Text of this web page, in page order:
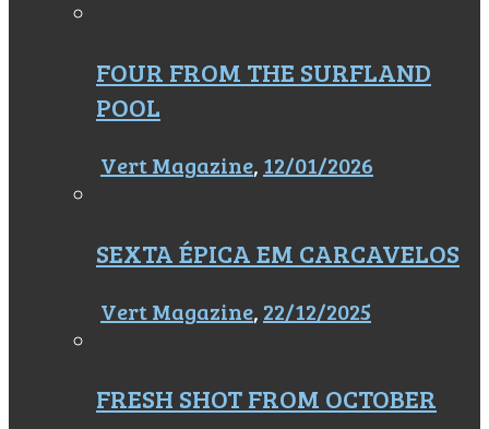
FOUR FROM THE SURFLAND
POOL
Vert Magazine, 12/01/2026
SEXTA ÉPICA EM CARCAVELOS
Vert Magazine, 22/12/2025
FRESH SHOT FROM OCTOBER